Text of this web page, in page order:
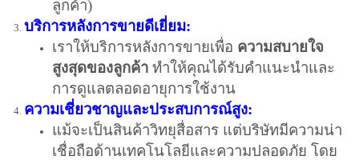
ลูกค้า)
บริการหลังการขายดีเยี่ยม:
เราให้บริการหลังการขายเพื่อ ความสบายใจ
สูงสุดของลูกค้า ทำให้คุณได้รับคำแนะนำและ
การดูแลตลอดอายุการใช้งาน
ความเชี่ยวชาญและประสบการณ์สูง:
แม้จะเป็นสินค้าวิทยุสื่อสาร แต่บริษัทมีความน่า
เชื่อถือด้านเทคโนโลยีและความปลอดภัย โดย